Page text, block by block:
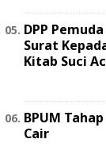
DPP
Surat
Kitab Suci
BPUM
Cair